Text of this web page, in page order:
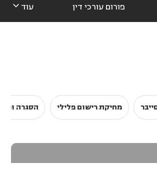
פורום עורכי דין עוד 
מחיקת רישום פלילי הסגרה